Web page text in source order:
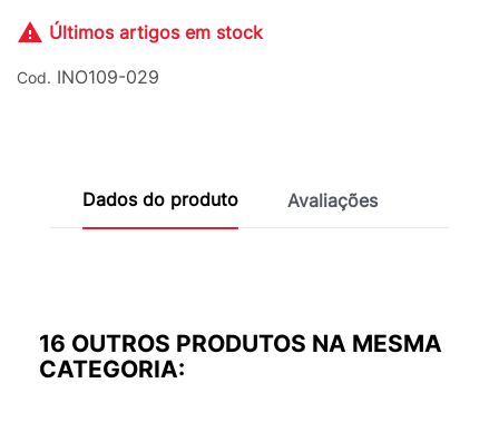
 Últimos artigos em stock
Cod. INO109-029
Dados do produto Avaliações
16 OUTROS PRODUTOS NA MESMA
CATEGORIA: